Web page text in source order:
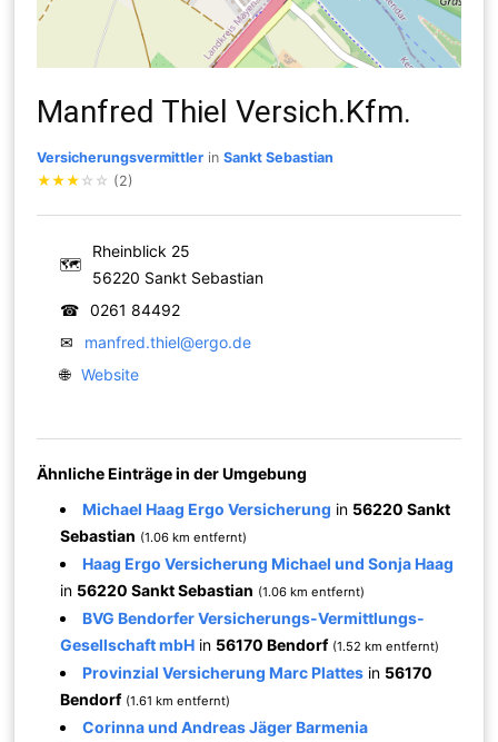
Manfred Thiel Versich.Kfm.
Versicherungsvermittler inSankt Sebastian
★★★ ☆ ☆ (2)
🗺
Rheinblick 25
56220 Sankt Sebastian
☎
0261 84492
✉
manfred.thiel@ergo.de
🌐 Website
Ähnliche Einträge in der Umgebung
Michael Haag Ergo Versicherung in 56220 Sankt
Sebastian (1.06 km entfernt)
Haag Ergo Versicherung Michael und Sonja Haag
in 56220 Sankt Sebastian (1.06 km entfernt)
BVG Bendorfer Versicherungs-Vermittlungs-
Gesellschaft mbH in 56170 Bendorf (1.52 km entfernt)
Provinzial Versicherung Marc Plattes in 56170
Bendorf (1.61 km entfernt)
Corinna und Andreas Jäger Barmenia